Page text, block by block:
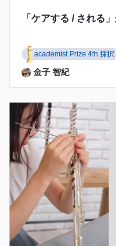
「ケアする / される
academist Prize 4th 採択
金子 智紀